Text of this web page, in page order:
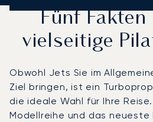
Fünf Fakten
vielseitige
Obwohl Jets Sie im
Ziel bringen, ist ein
die ideale Wahl für Ihre
Modellreihe und das neueste